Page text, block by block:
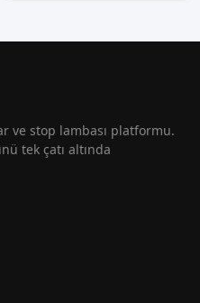
ve stop lambası platformu.
tek çatı altında